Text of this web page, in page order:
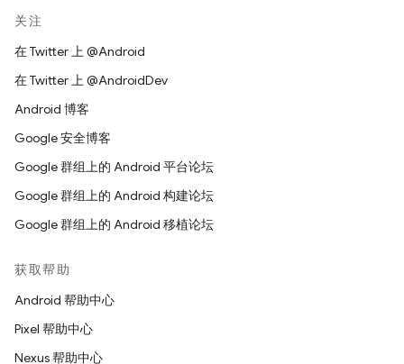
关注
在 Twitter 上 @Android
在 Twitter 上 @AndroidDev
Android 博客
Google 安全博客
Google 群组上的 Android 平台论坛
Google 群组上的 Android 构建论坛
Google 群组上的 Android 移植论坛
获取帮助
Android 帮助中心
Pixel 帮助中心
Nexus 帮助中心